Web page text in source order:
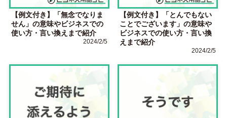
【例文付き】「無念でなりま
せん」の意味やビジネスでの
使い方・言い換えまで紹介
2024/2/5
【例文付き】「とんでもない
ことでございます」の意味や
ビジネスでの使い方・言い換
えまで紹介
2024/2/5